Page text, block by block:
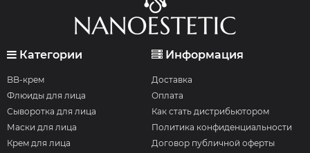
Категории
BB-крем
Флюиды для лица
Сыворотка для лица
Маски для лица
Крем для лица
Информация
Доставка
Оплата
Как стать дистрибьютором
Политика конфиденциальности
Договор публичной оферты